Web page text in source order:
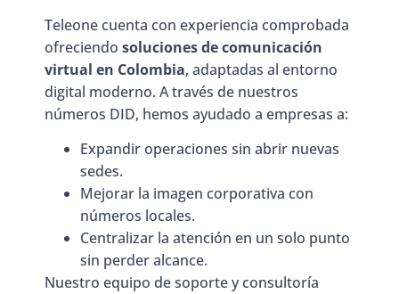
Teleone cuenta con experiencia comprobada
ofreciendo soluciones de comunicación
virtual en Colombia, adaptadas al entorno
digital moderno. A través de nuestros
números DID, hemos ayudado a empresas a:
Expandir operaciones sin abrir nuevas
sedes.
Mejorar la imagen corporativa con
números locales.
Centralizar la atención en un solo punto
sin perder alcance.
Nuestro equipo de soporte y consultoría